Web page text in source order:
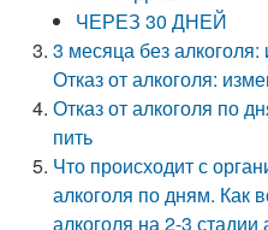
ЧЕРЕЗ 30 ДНЕЙ
3 месяца без
Отказ от алкоголя:
Отказ от алкоголя по
пить
Что происходит с
алкоголя по дням. Как
алкоголя на 2-3 стадии